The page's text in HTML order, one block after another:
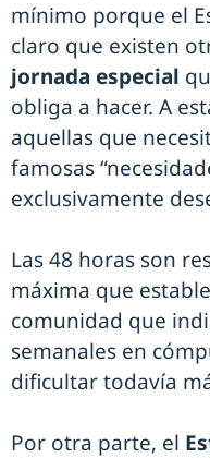
mínimo porque el
claro que existen
jornada especial
obliga a hacer. A
aquellas que
famosas
exclusivamente
Las 48 horas son
máxima que
comunidad que
semanales en
dificultar todavía
Por otra parte, el